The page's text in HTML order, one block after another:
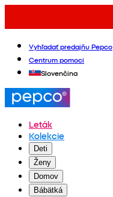
Vyhľadať predajňu Pepco
Centrum pomoci
Slovenčina
Leták
Kolekcie
Deti
Ženy
Domov
Bábätká